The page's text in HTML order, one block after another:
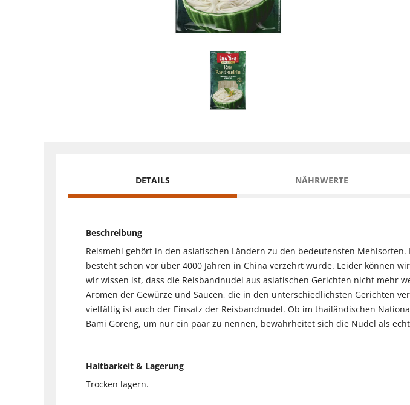
DETAILS NÄHRWERTE
Beschreibung
Reismehl gehört in den asiatischen Ländern zu den bedeutensten
besteht schon vor über 4000 Jahren in China verzehrt wurde. Leider können
wir wissen ist, dass die Reisbandnudel aus asiatischen Gerichten nicht mehr
Aromen der Gewürze und Saucen, die in den unterschiedlichsten Gerichten
vielfältig ist auch der Einsatz der Reisbandnudel. Ob im thailändischen
Bami Goreng, um nur ein paar zu nennen, bewahrheitet sich die Nudel als
Haltbarkeit & Lagerung
Trocken lagern.